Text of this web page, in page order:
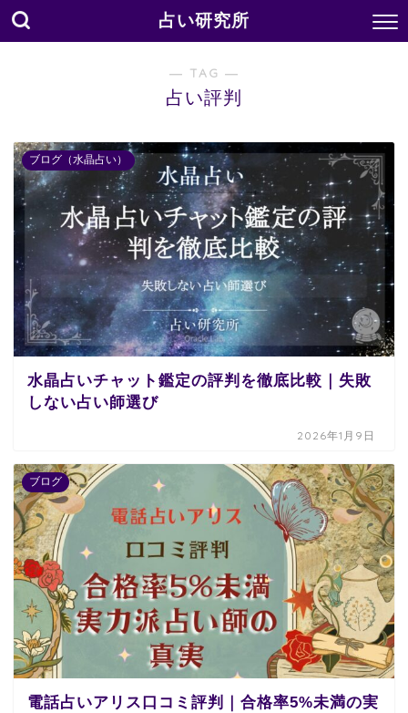
占い研究所
― TAG ―
占い評判
ブログ（水晶占い）
水晶占いチャット鑑定の評判を徹底比較｜失敗
しない占い師選び
2026年1月9日
ブログ
電話占いアリス口コミ評判｜合格率5%未満の実